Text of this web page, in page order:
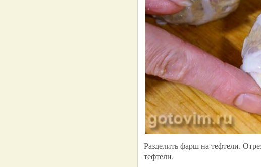
Разделить фарш на тефтели.
тефтели.